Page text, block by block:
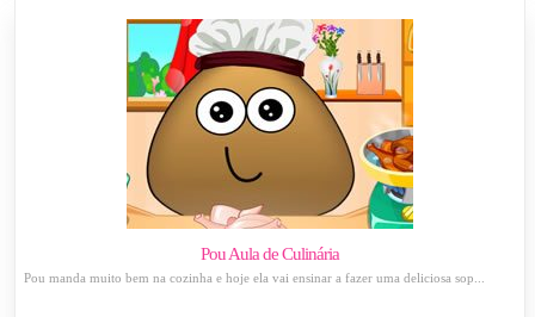
Pou Aula de Culinária
Pou manda muito bem na cozinha e hoje ela vai ensinar a fazer uma deliciosa sop...